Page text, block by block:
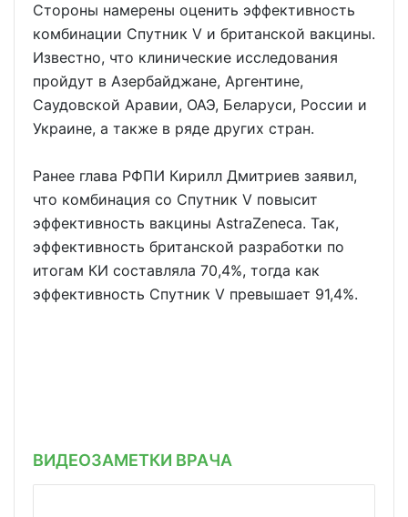
Стороны намерены оценить эффективность
комбинации Спутник V и британской вакцины.
Известно, что клинические исследования
пройдут в Азербайджане, Аргентине,
Саудовской Аравии, ОАЭ, Беларуси, России и
Украине, а также в ряде других стран.
Ранее глава РФПИ Кирилл Дмитриев заявил,
что комбинация со Спутник V повысит
эффективность вакцины AstraZeneca. Так,
эффективность британской разработки по
итогам КИ составляла 70,4%, тогда как
эффективность Спутник V превышает 91,4%.
ВИДЕОЗАМЕТКИ ВРАЧА